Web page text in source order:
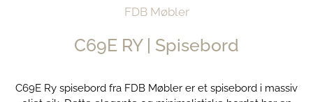
FDB Møbler
C69E RY | Spisebord
C69E Ry spisebord fra FDB Møbler er et spisebord i massiv